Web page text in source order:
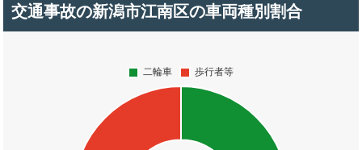
交通事故の新潟市江南区の車両種別割合